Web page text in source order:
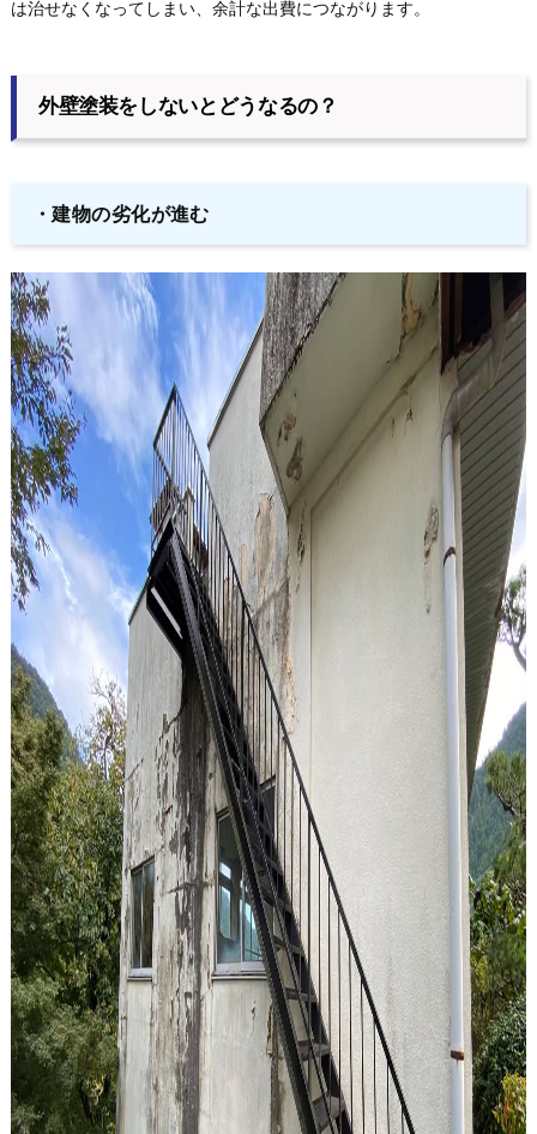
は治せなくなってしまい、余計な出費につながります。
外壁塗装をしないとどうなるの？
・建物の劣化が進む